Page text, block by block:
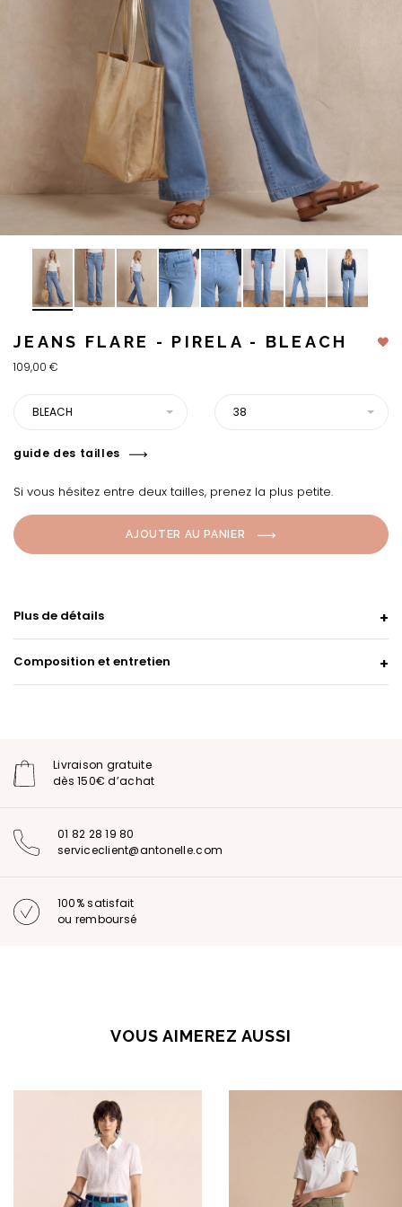
JEANS FLARE - PIRELA - BLEACH
109,00 €
BLEACH 38
guide des tailles
Si vous hésitez entre deux tailles, prenez la plus petite.
AJOUTER AU PANIER
Plus de détails
Composition et entretien
Livraison gratuite
dès 150€ d’achat
01 82 28 19 80
serviceclient@antonelle.com
100% satisfait
ou remboursé
VOUS AIMEREZ AUSSI